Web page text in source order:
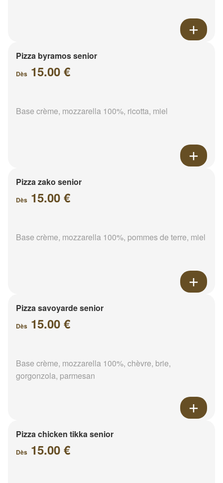
Pizza byramos senior
Dès 15.00 €
Base crème, mozzarella 100%, ricotta, miel
Pizza zako senior
Dès 15.00 €
Base crème, mozzarella 100%, pommes de terre, miel
Pizza savoyarde senior
Dès 15.00 €
Base crème, mozzarella 100%, chèvre, brie,
gorgonzola, parmesan
Pizza chicken tikka senior
Dès 15.00 €